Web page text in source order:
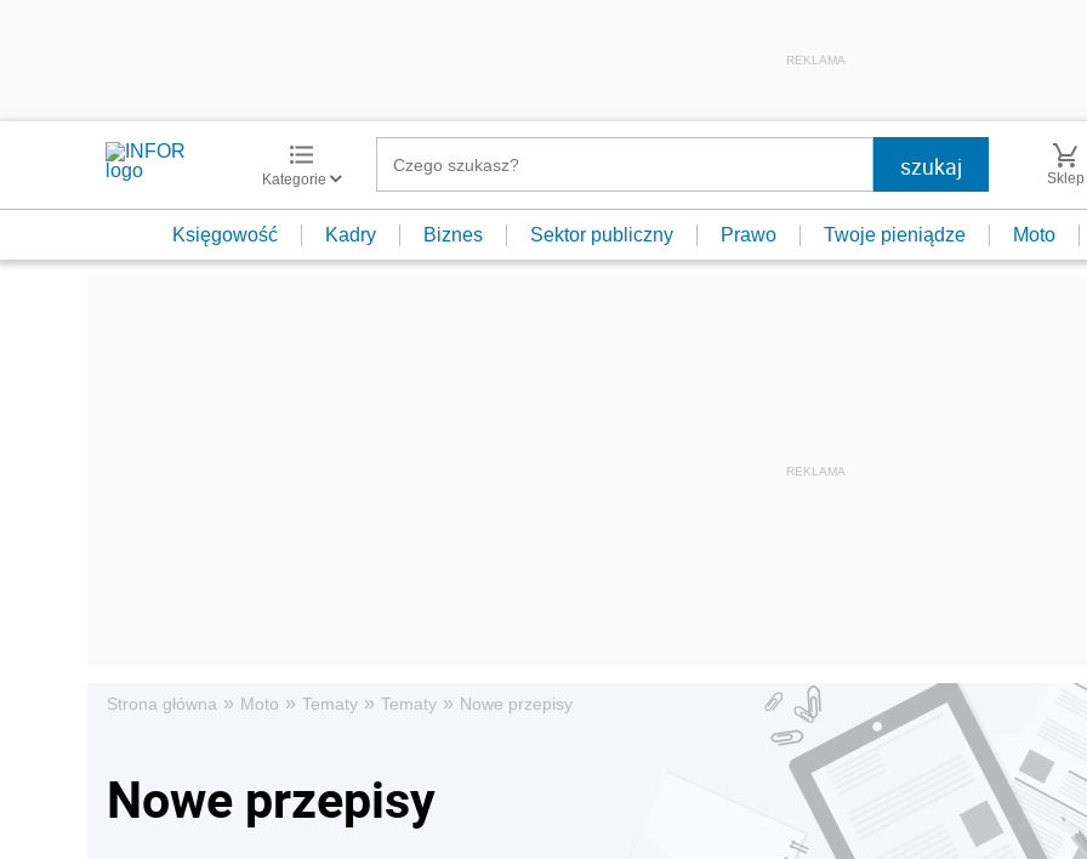
REKLAMA
Kategorie Sklep
Księgowość Kadry Biznes Sektor publiczny Prawo Twoje pieniądze Moto
Strona główna » Moto » Tematy » Tematy » Nowe przepisy
Nowe przepisy